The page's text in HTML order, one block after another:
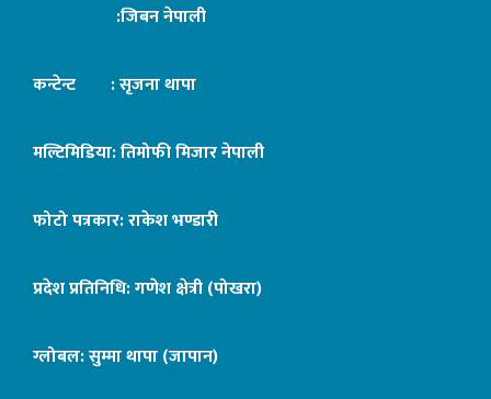
:जिबन नेपाली
कन्टेन्ट : सृजना थापा
मल्टिमिडिया: तिमोफी मिजार नेपाली
फोटो पत्रकार: राकेश भण्डारी
प्रदेश प्रतिनिधि: गणेश क्षेत्री (पोखरा)
ग्लोबल: सुम्मा थापा (जापान)